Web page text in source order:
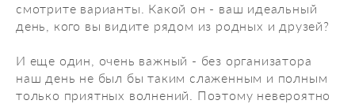
смотрите варианты. Какой он - ваш идеальный
день, кого вы видите рядом из родных и друзей?
И еще один, очень важный - без организатора
наш день не был бы таким слаженным и полным
только приятных волнений. Поэтому невероятно